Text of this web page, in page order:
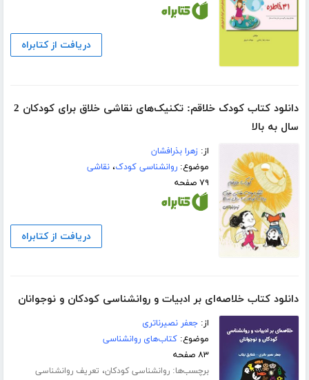
دریافت از کتابراه
دانلود کتاب کودک خلاقم: تکنیک‌های نقاشی خلاق برای کودکان 2
سال به بالا
از:زهرا بذرافشان
موضوع:روانشناسی کودک،نقاشی
۷۹ صفحه
دریافت از کتابراه
دانلود کتاب خلاصه‌ای بر ادبیات و روانشناسی کودکان و نوجوانان
از:جعفر نصیرناتری
موضوع:کتاب‌های روانشناسی
۸۳ صفحه
برچسب‌ها:روانشناسی کودکان، تعریف روانشناسی